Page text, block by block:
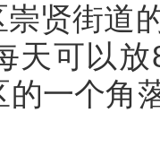
贤街道
天可以
一个角